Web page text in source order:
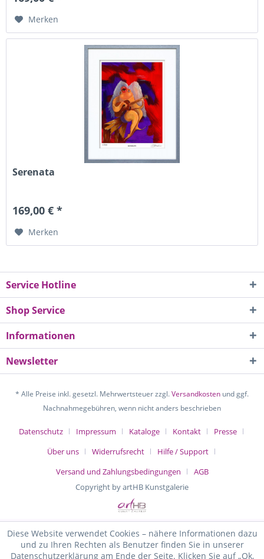
Merken
Serenata
169,00 € *
Merken
Service Hotline
Shop Service
Informationen
Newsletter
* Alle Preise inkl. gesetzl. Mehrwertsteuer zzgl.Versandkosten und ggf.
Nachnahmegebühren, wenn nicht anders beschrieben
Datenschutz Impressum Kataloge Kontakt
Presse
Über uns
Widerrufsrecht
Hilfe / Support
Versand und Zahlungsbedingungen
AGB
Copyright by artHB Kunstgalerie
Diese Website verwendet Cookies – nähere Informationen dazu
und zu Ihren Rechten als Benutzer finden Sie in unserer
Datenschutzerklärung am Ende der Seite. Klicken Sie auf „Ok,